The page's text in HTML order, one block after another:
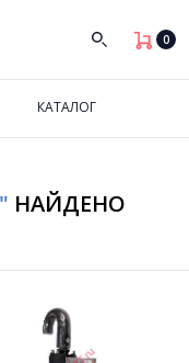
0
КАТАЛОГ
НАЙДЕНО